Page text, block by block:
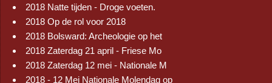
2018 Natte tijden - Droge voeten.
2018 Op de rol voor 2018
2018 Bolsward: Archeologie op het
2018 Zaterdag 21 april - Friese Mo
2018 Zaterdag 12 mei - Nationale M
2018 - 12 Mei Nationale Molendag op